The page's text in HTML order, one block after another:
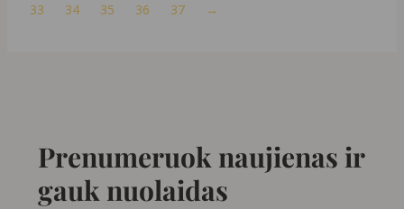
33 34 35 36 37 →
Prenumeruok naujienas ir
gauk nuolaidas